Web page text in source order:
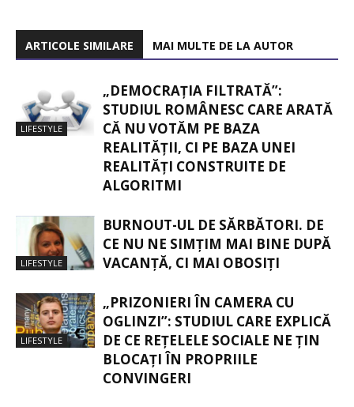
ARTICOLE SIMILARE MAI MULTE DE LA AUTOR
LIFESTYLE
„DEMOCRAȚIA FILTRATĂ”:
STUDIUL ROMÂNESC CARE ARATĂ
CĂ NU VOTĂM PE BAZA
REALITĂȚII, CI PE BAZA UNEI
REALITĂȚI CONSTRUITE DE
ALGORITMI
LIFESTYLE
BURNOUT-UL DE SĂRBĂTORI. DE
CE NU NE SIMȚIM MAI BINE DUPĂ
VACANȚĂ, CI MAI OBOSIȚI
LIFESTYLE
„PRIZONIERI ÎN CAMERA CU
OGLINZI”: STUDIUL CARE EXPLICĂ
DE CE REȚELELE SOCIALE NE ȚIN
BLOCAȚI ÎN PROPRIILE
CONVINGERI